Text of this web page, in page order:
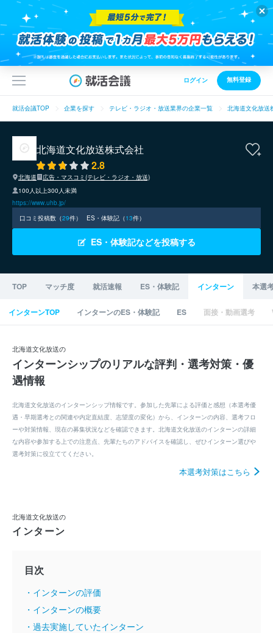
ログイン 無料登録
就活会議TOP 企業を探す テレビ・ラジオ・放送業界の企業一覧 北海道文化放送
北海道文化放送株式会社
2.8
北海道
広告・マスコミ(テレビ・ラジオ・放送)
100人以上300人未満
https://www.uhb.jp/
口コミ投稿数（29件） ES・体験記（13件）
ES・体験記などを投稿する
TOP マッチ度 就活速報 ES・体験記 インターン 本選
インターンTOP インターンのES・体験記 ES 面接・動画選考
北海道文化放送の
インターンシップのリアルな評判・選考対策・優
遇情報
北海道文化放送のインターンシップ情報です。参加した先輩による評価と感想（本選考優
遇・早期選考との関連や内定直結度、志望度の変化）から、インターンの内容、選考フロ
ーや対策情報、現在の募集状況などを確認できます。北海道文化放送のインターンの詳細
な内容や参加する上での注意点、先輩たちのアドバイスを確認し、ぜひインターン選びや
選考対策に役立ててください。
本選考対策はこちら
北海道文化放送の
インターン
目次
・インターンの評価
・インターンの概要
・過去実施していたインターン